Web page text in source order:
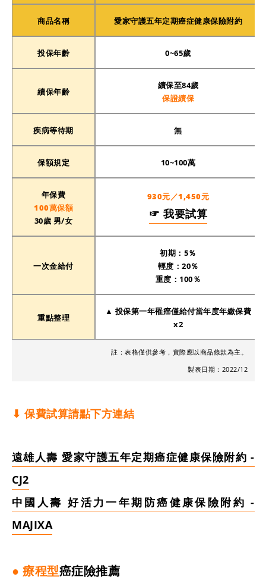
搜尋
商品名稱 愛家守護五年定期癌症健康保險附約
投保年齡 0~65歲
續保年齡
續保至84歲
保證續保
疾病等待期 無
保額規定 10~100萬
年保費
100萬保額
30歲 男/女
930元／1,450元
☞ 我要試算
一次金給付
初期：5％
輕度：20％
重度：100％
重點整理
▲ 投保第一年罹癌僅給付當年度年繳保費
x2
註：表格僅供參考，實際應以商品條款為主。
製表日期：2022/12
⬇︎ 保費試算請點下方連結
遠雄人壽 愛家守護五年定期癌症健康保險附約 -
CJ2
中國人壽 好活力一年期防癌健康保險附約 -
MAJIXA
● 療程型癌症險推薦